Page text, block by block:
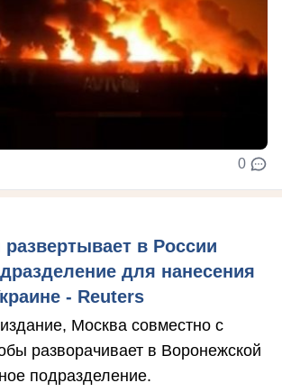
0
в России
для нанесения
- Reuters
Москва совместно с
разворачивает в Воронежской
подразделение.